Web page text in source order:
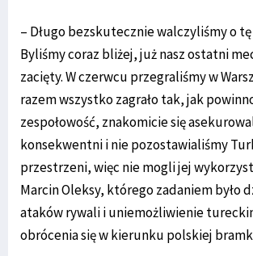
– Długo bezskutecznie walczyliśmy o
Byliśmy coraz bliżej, już nasz ostatni
zacięty. W czerwcu przegraliśmy w
razem wszystko zagrało tak, jak
zespołowość, znakomicie się
konsekwentni i nie pozostawialiśmy
przestrzeni, więc nie mogli jej
Marcin Oleksy, którego zadaniem było
ataków rywali i uniemożliwienie
obrócenia się w kierunku polskiej